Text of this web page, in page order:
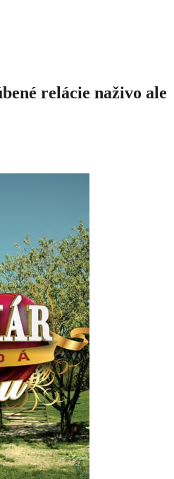
relácie naživo ale